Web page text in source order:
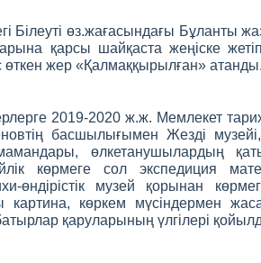
Білеуті өз.жағасындағы Бұланты
қарсы шайқаста жеңіске
өткен жер «Қалмаққырылған» атанды.
2019-2020 ж.ж. Мемлекет
басшылығымен Жезді
мамандары, өлкетанушылардың
көрмеге сол экспедиция
өндірістік музей қорынан
картина, көркем мүсіндермен
қаруларының үлгілері